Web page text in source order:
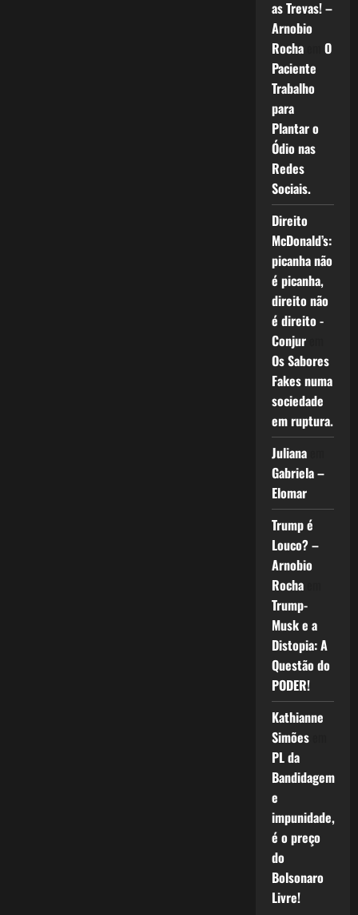
as Trevas! –
Arnobio
Rochaem O
Paciente
Trabalho
para
Plantar o
Ódio nas
Redes
Sociais.
Direito
McDonald’s:
picanha não
é picanha,
direito não
é direito -
Conjurem
Os Sabores
Fakes numa
sociedade
em ruptura.
Julianaem
Gabriela –
Elomar
Trump é
Louco? –
Arnobio
Rochaem
Trump-
Musk e a
Distopia: A
Questão do
PODER!
Kathianne
Simõesem
PL da
Bandidagem
e
impunidade,
é o preço
do
Bolsonaro
Livre!